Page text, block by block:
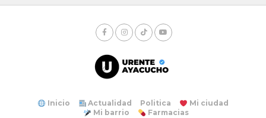
Inicio Actualidad Politica
Mi ciudad
Mi barrio
Farmacias